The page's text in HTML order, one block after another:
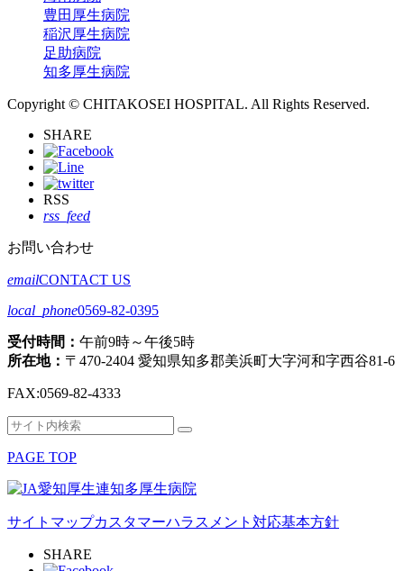
豊田厚生病院
稲沢厚生病院
足助病院
知多厚生病院
Copyright © CHITAKOSEI HOSPITAL. All Rights Reserved.
SHARE
RSS
rss_feed
お問い合わせ
emailCONTACT US
local_phone0569-82-0395
受付時間： 午前9時～午後5時
所在地： 〒470-2404 愛知県知多郡美浜町大字河和字西谷81-6
FAX:0569-82-4333
検
対
象:
検
PAGE TOP
サイトマップカスタマーハラスメント対応基本方針
SHARE